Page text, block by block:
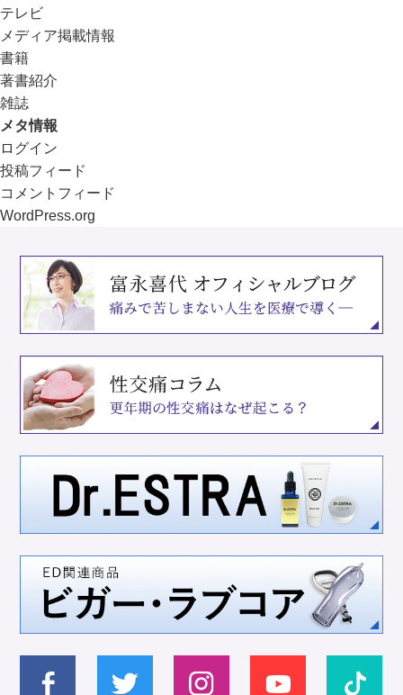
テレビ
メディア掲載情報
書籍
著書紹介
雑誌
メタ情報
ログイン
投稿フィード
コメントフィード
WordPress.org